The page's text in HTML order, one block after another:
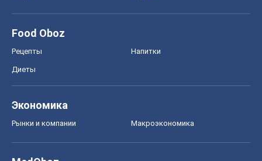
Food Oboz
Рецепты Напитки
Диеты
Экономика
Рынки и компании Mакроэкономика